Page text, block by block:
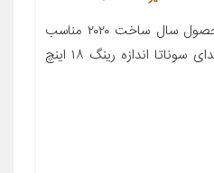
معرفی محصول جزئیات محصول سال ساخت ۲۰۲۰ مناسب
برای خودرو کیا اپتیما هیوندای سوناتا اندازه رینگ ۱۸ اینچ